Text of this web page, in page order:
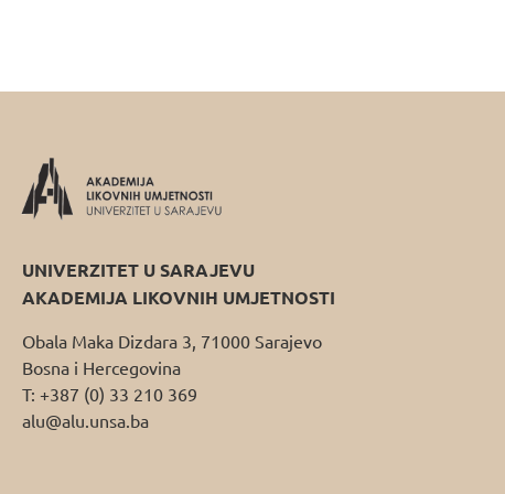
UNIVERZITET U SARAJEVU
AKADEMIJA LIKOVNIH UMJETNOSTI
Obala Maka Dizdara 3, 71000 Sarajevo
Bosna i Hercegovina
T: +387 (0) 33 210 369
alu@alu.unsa.ba